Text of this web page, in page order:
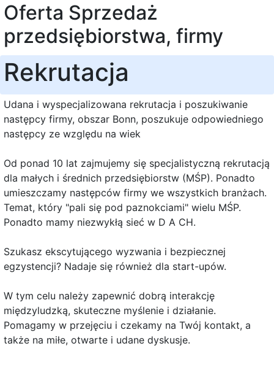
Oferta Sprzedaż
przedsiębiorstwa, firmy
Rekrutacja
Udana i wyspecjalizowana rekrutacja i poszukiwanie
następcy firmy, obszar Bonn, poszukuje odpowiedniego
następcy ze względu na wiek
Od ponad 10 lat zajmujemy się specjalistyczną rekrutacją
dla małych i średnich przedsiębiorstw (MŚP). Ponadto
umieszczamy następców firmy we wszystkich branżach.
Temat, który "pali się pod paznokciami" wielu MŚP.
Ponadto mamy niezwykłą sieć w D A CH.
Szukasz ekscytującego wyzwania i bezpiecznej
egzystencji? Nadaje się również dla start-upów.
W tym celu należy zapewnić dobrą interakcję
międzyludzką, skuteczne myślenie i działanie.
Pomagamy w przejęciu i czekamy na Twój kontakt, a
także na miłe, otwarte i udane dyskusje.